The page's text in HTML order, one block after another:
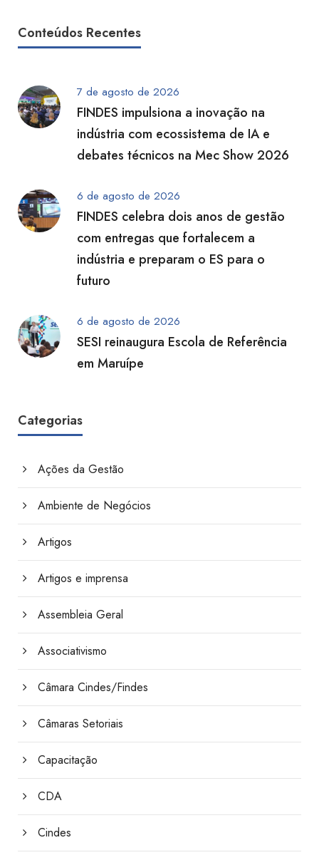
Conteúdos Recentes
7 de agosto de 2026
FINDES impulsiona a inovação na
indústria com ecossistema de IA e
debates técnicos na Mec Show 2026
6 de agosto de 2026
FINDES celebra dois anos de gestão
com entregas que fortalecem a
indústria e preparam o ES para o
futuro
6 de agosto de 2026
SESI reinaugura Escola de Referência
em Maruípe
Categorias
Ações da Gestão
Ambiente de Negócios
Artigos
Artigos e imprensa
Assembleia Geral
Associativismo
Câmara Cindes/Findes
Câmaras Setoriais
Capacitação
CDA
Cindes